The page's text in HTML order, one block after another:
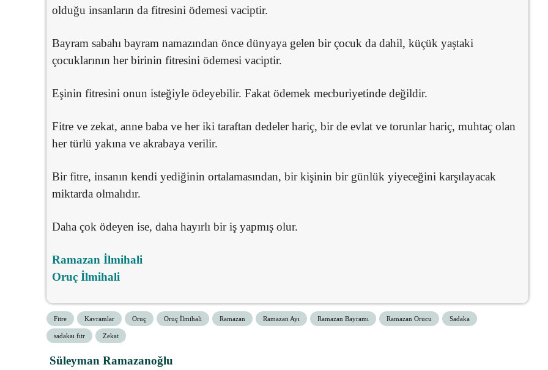
olduğu insanların da fitresini ödemesi vaciptir.
Bayram sabahı bayram namazından önce dünyaya gelen bir çocuk da dahil, küçük yaştaki
çocuklarının her birinin fitresini ödemesi vaciptir.
Eşinin fitresini onun isteğiyle ödeyebilir. Fakat ödemek mecburiyetinde değildir.
Fitre ve zekat, anne baba ve her iki taraftan dedeler hariç, bir de evlat ve torunlar hariç, muhtaç olan
her türlü yakına ve akrabaya verilir.
Bir fitre, insanın kendi yediğinin ortalamasından, bir kişinin bir günlük yiyeceğini karşılayacak
miktarda olmalıdır.
Daha çok ödeyen ise, daha hayırlı bir iş yapmış olur.
Ramazan İlmihali
Oruç İlmihali
Fitre Kavramlar Oruç Oruç İlmihali Ramazan Ramazan Ayı Ramazan Bayramı Ramazan Orucu Sadaka
sadakaı fıtr Zekat
Süleyman Ramazanoğlu